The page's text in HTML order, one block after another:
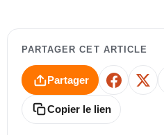
PARTAGER CET ARTICLE
Partager Facebook
X
Copier le lien